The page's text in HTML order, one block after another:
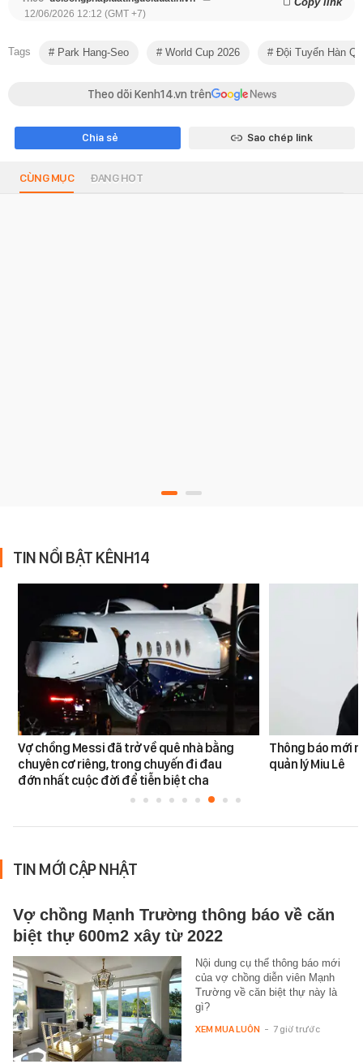
12/06/2026 12:12 (GMT +7)
Tags Park Hang-Seo World Cup 2026 Đội Tuyển Hàn
Theo dõi Kenh14.vn trên
Chia sẻ Sao chép link
CÙNG MỤC ĐANG HOT
TIN NỔI BẬT KÊNH14
Vợ chồng Messi đã trở về quê nhà bằng
chuyên cơ riêng, trong chuyến đi đau
đớn nhất cuộc đời để tiễn biệt cha
Thông báo mới
quản lý Miu Lê
TIN MỚI CẬP NHẬT
Vợ chồng Mạnh Trường thông báo về căn
biệt thự 600m2 xây từ 2022
Nội dung cụ thể thông báo mới
của vợ chồng diễn viên Mạnh
Trường về căn biệt thự này là
gì?
XEM MUA LUÔN - 7 giờ trước